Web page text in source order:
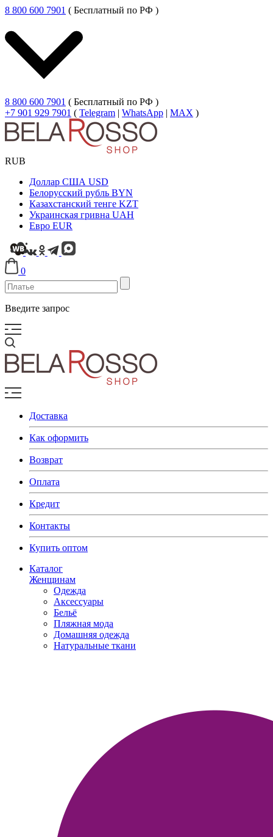
8 800 600 7901 ( Бесплатный по РФ )
8 800 600 7901 ( Бесплатный по РФ )
+7 901 929 7901 ( Telegram | WhatsApp | MAX )
RUB
Доллар США USD
Белорусский рубль BYN
Казахстанский тенге KZT
Украинская гривна UAH
Евро EUR
0
Введите запрос
Доставка
Как оформить
Возврат
Оплата
Кредит
Контакты
Купить оптом
Каталог
Женщинам
Одежда
Аксессуары
Бельё
Пляжная мода
Домашняя одежда
Натуральные ткани